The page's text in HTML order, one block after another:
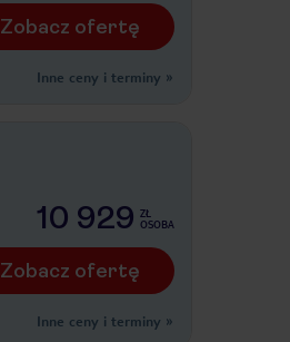
Zobacz ofertę
Inne ceny i terminy »
10 929 ZŁ
OSOBA
Zobacz ofertę
Inne ceny i terminy »